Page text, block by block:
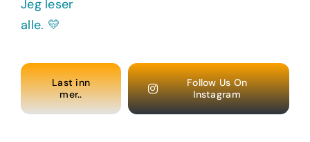
Last inn
mer..
Follow Us On
Instagram